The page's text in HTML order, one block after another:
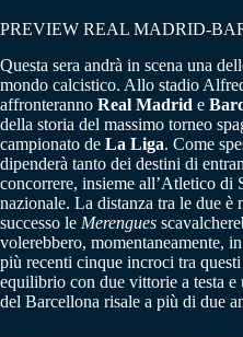
PREVIEW REAL MADRID-
Questa sera andrà in scena una
mondo calcistico. Allo stadio
affronteranno Real Madrid e
della storia del massimo torneo
campionato de La Liga. Come
dipenderà tanto dei destini di
concorrere, insieme all’Atletico di
nazionale. La distanza tra le due
successo le Merengues
volerebbero, momentaneamente,
più recenti cinque incroci tra
equilibrio con due vittorie a testa e
del Barcellona risale a più di due